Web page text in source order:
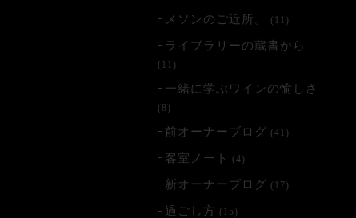
メソンのご近所。 (11)
ライブラリーの蔵書から
(11)
一緒に学ぶワインの愉しさ
(8)
前オーナーブログ (41)
客室ノート (4)
新オーナーブログ (17)
過ごし方 (15)